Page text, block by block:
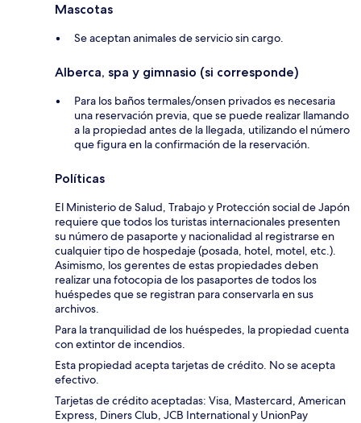
Mascotas
Se aceptan animales de servicio sin cargo.
Alberca, spa y gimnasio (si corresponde)
Para los baños termales/onsen privados es necesaria
una reservación previa, que se puede realizar llamando
a la propiedad antes de la llegada, utilizando el número
que figura en la confirmación de la reservación.
Políticas
El Ministerio de Salud, Trabajo y Protección social de Japón
requiere que todos los turistas internacionales presenten
su número de pasaporte y nacionalidad al registrarse en
cualquier tipo de hospedaje (posada, hotel, motel, etc.).
Asimismo, los gerentes de estas propiedades deben
realizar una fotocopia de los pasaportes de todos los
huéspedes que se registran para conservarla en sus
archivos.
Para la tranquilidad de los huéspedes, la propiedad cuenta
con extintor de incendios.
Esta propiedad acepta tarjetas de crédito. No se acepta
efectivo.
Tarjetas de crédito aceptadas: Visa, Mastercard, American
Express, Diners Club, JCB International y UnionPay